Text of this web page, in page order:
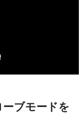
ブモードを